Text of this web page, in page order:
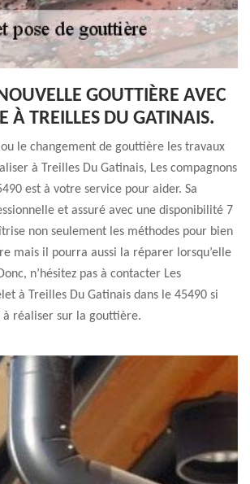
GOUTTIÈRE AVEC
À TREILLES DU GATINAIS.
le changement de gouttière les travaux
à Treilles Du Gatinais, Les compagnons
est à votre service pour aider. Sa
et assuré avec une disponibilité 7
non seulement les méthodes pour bien
mais il pourra aussi la réparer lorsqu’elle
n’hésitez pas à contacter Les
à Treilles Du Gatinais dans le 45490 si
à réaliser sur la gouttière.